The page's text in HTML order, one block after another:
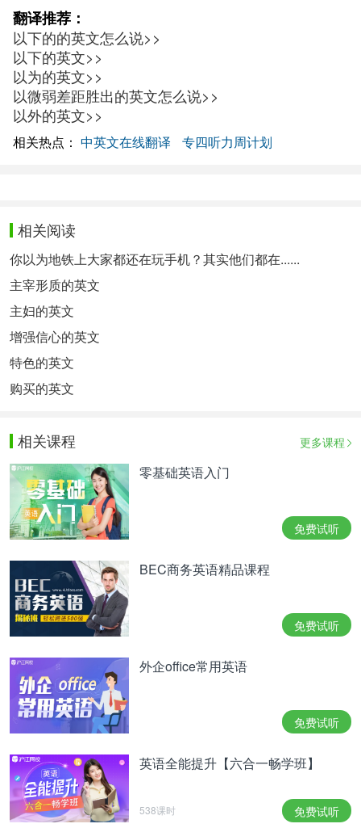
翻译推荐：
以下的的英文怎么说>>
以下的英文>>
以为的英文>>
以微弱差距胜出的英文怎么说>>
以外的英文>>
相关热点： 中英文在线翻译 专四听力周计划
相关阅读
你以为地铁上大家都还在玩手机？其实他们都在......
主宰形质的英文
主妇的英文
增强信心的英文
特色的英文
购买的英文
相关课程 更多课程
零基础英语入门
免费试听
BEC商务英语精品课程
免费试听
外企office常用英语
免费试听
英语全能提升【六合一畅学班】
538课时 免费试听